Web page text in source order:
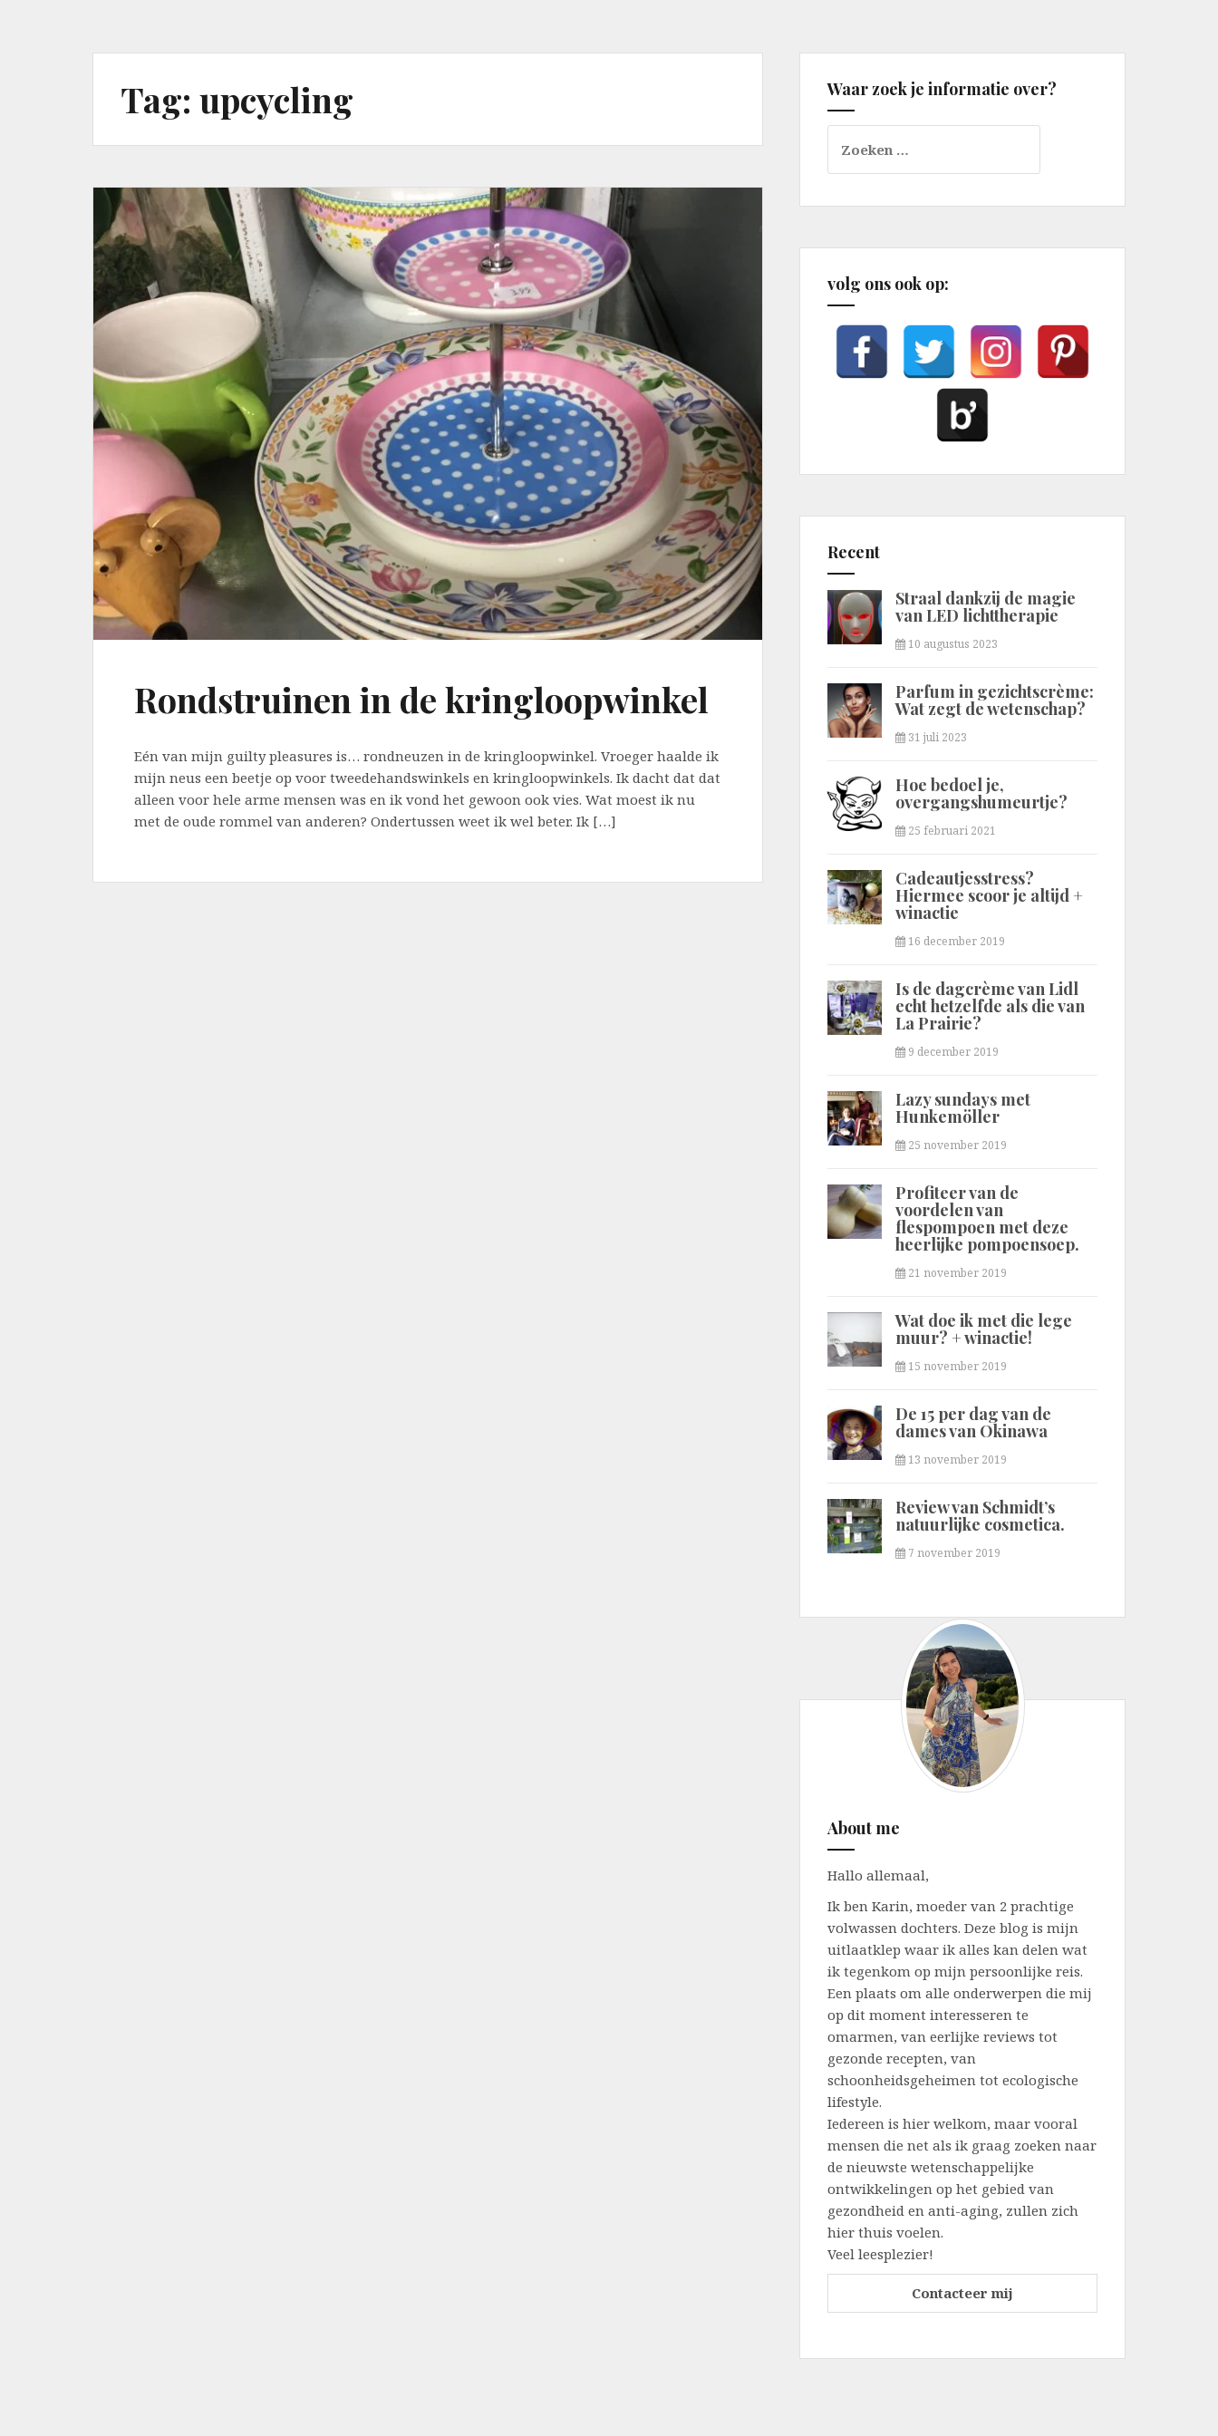
Tag: upcycling
Rondstruinen in de kringloopwinkel
Eén van mijn guilty pleasures is… rondneuzen in de kringloopwinkel. Vroeger haalde ik
mijn neus een beetje op voor tweedehandswinkels en kringloopwinkels. Ik dacht dat dat
alleen voor hele arme mensen was en ik vond het gewoon ook vies. Wat moest ik nu
met de oude rommel van anderen? Ondertussen weet ik wel beter. Ik […]
Waar zoek je informatie over?
naar:
volg ons ook op:
Recent
Straal dankzij de magie
van LED lichttherapie
10 augustus 2023
Parfum in gezichtscrème:
Wat zegt de wetenschap?
31 juli 2023
Hoe bedoel je,
overgangshumeurtje?
25 februari 2021
Cadeautjesstress?
Hiermee scoor je altijd +
winactie
16 december 2019
Is de dagcrème van Lidl
echt hetzelfde als die van
La Prairie?
9 december 2019
Lazy sundays met
Hunkemöller
25 november 2019
Profiteer van de
voordelen van
flespompoen met deze
heerlijke pompoensoep.
21 november 2019
Wat doe ik met die lege
muur? + winactie!
15 november 2019
De 15 per dag van de
dames van Okinawa
13 november 2019
Review van Schmidt’s
natuurlijke cosmetica.
7 november 2019
About me
Hallo allemaal,
Ik ben Karin, moeder van 2 prachtige
volwassen dochters. Deze blog is mijn
uitlaatklep waar ik alles kan delen wat
ik tegenkom op mijn persoonlijke reis.
Een plaats om alle onderwerpen die mij
op dit moment interesseren te
omarmen, van eerlijke reviews tot
gezonde recepten, van
schoonheidsgeheimen tot ecologische
lifestyle.
Iedereen is hier welkom, maar vooral
mensen die net als ik graag zoeken naar
de nieuwste wetenschappelijke
ontwikkelingen op het gebied van
gezondheid en anti-aging, zullen zich
hier thuis voelen.
Veel leesplezier!
Contacteer mij